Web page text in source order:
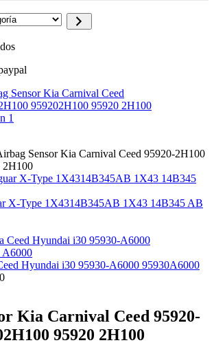
Sensor Kia Carnival Ceed 95920-2H100
2H100
X-Type 1X4314B345AB 1X43 14B345 AB
Hyundai i30 95930-A6000 95930A6000
Kia Carnival Ceed 95920-
95920 2H100